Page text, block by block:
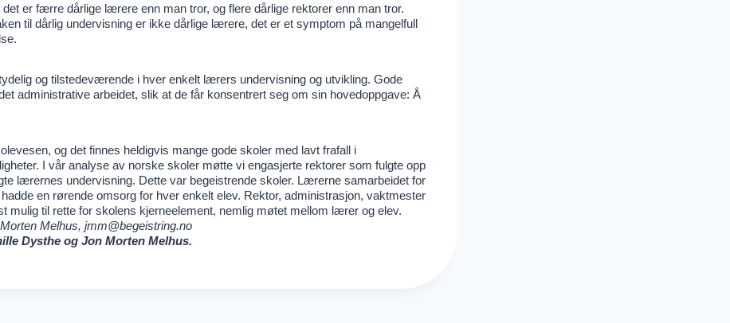
det er færre dårlige lærere enn man tror, og flere dårlige rektorer enn man tror.
til dårlig undervisning er ikke dårlige lærere, det er et symptom på mangelfull
og tilstedeværende i hver enkelt lærers undervisning og utvikling. Gode
administrative arbeidet, slik at de får konsentrert seg om sin hovedoppgave: Å
og det finnes heldigvis mange gode skoler med lavt frafall i
I vår analyse av norske skoler møtte vi engasjerte rektorer som fulgte opp
lærernes undervisning. Dette var begeistrende skoler. Lærerne samarbeidet for
en rørende omsorg for hver enkelt elev. Rektor, administrasjon, vaktmester
mulig til rette for skolens kjerneelement, nemlig møtet mellom lærer og elev.
Melhus, jmm@begeistring.no
Dysthe og Jon Morten Melhus.